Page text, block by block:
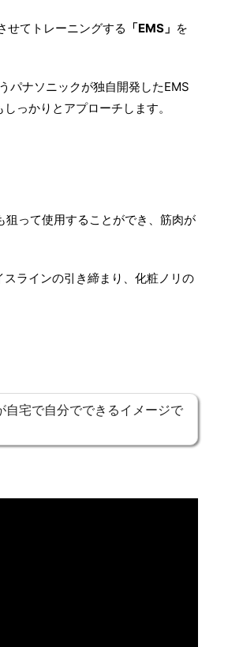
せてトレーニングする 「EMS」 を
パナソニックが独自開発したEMS
っかりとアプローチします。
って使用することができ、筋肉が
ラインの引き締まり、化粧ノリの
宅で自分でできるイメージで